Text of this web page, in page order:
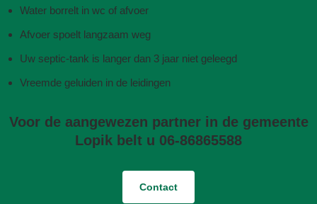
Water borrelt in wc of afvoer
Afvoer spoelt langzaam weg
Uw septic-tank is langer dan 3 jaar niet geleegd
Vreemde geluiden in de leidingen
Voor de aangewezen partner in de gemeente
Lopik belt u 06-86865588
Contact